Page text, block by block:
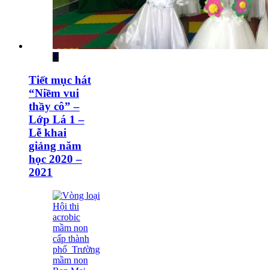
Tiết mục hát
“Niềm vui
thầy cô” –
Lớp Lá 1 –
Lễ khai
giảng năm
học 2020 –
2021